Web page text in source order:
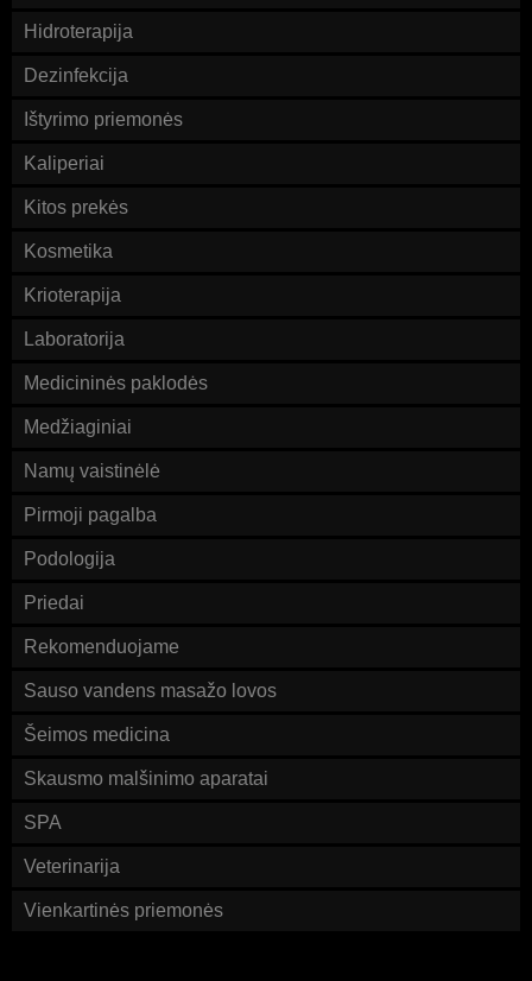
Hidroterapija
Dezinfekcija
Ištyrimo priemonės
Kaliperiai
Kitos prekės
Kosmetika
Krioterapija
Laboratorija
Medicininės paklodės
Medžiaginiai
Namų vaistinėlė
Pirmoji pagalba
Podologija
Priedai
Rekomenduojame
Sauso vandens masažo lovos
Šeimos medicina
Skausmo malšinimo aparatai
SPA
Veterinarija
Vienkartinės priemonės